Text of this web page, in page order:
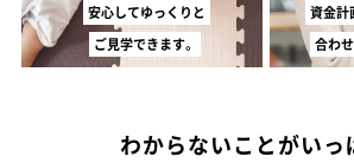
安心してゆっくりと
ご見学できます。
資金計
合わ
わからないことがいっ